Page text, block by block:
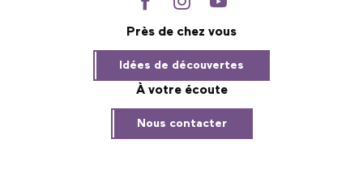
Près de chez vous
Idées de découvertes
À votre écoute
Nous contacter